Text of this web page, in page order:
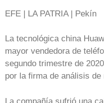
EFE | LA PATRIA | Pekín
La tecnológica china
mayor vendedora de
segundo trimestre de
por la firma de análisis
La compañía sufrió una